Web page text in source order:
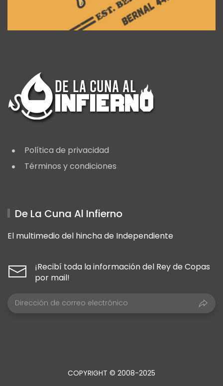
Política de privacidad
Términos y condiciones
De La Cuna Al Infierno
El multimedio del hincha de Independiente
¡Recibí toda la información del Rey de Copas
por mail!
COPYRIGHT © 2008-2025